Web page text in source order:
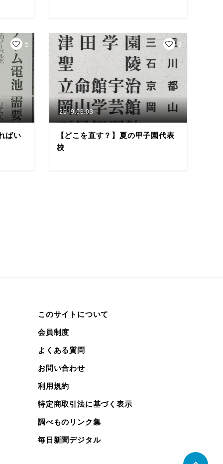
ばい
5
2019.08.03
【どこを直す？】夏の甲子園代表
校
3
このサイトについて
会員制度
よくある質問
お問い合わせ
利用規約
特定商取引法に基づく表示
調べものリンク集
毎日新聞デジタル